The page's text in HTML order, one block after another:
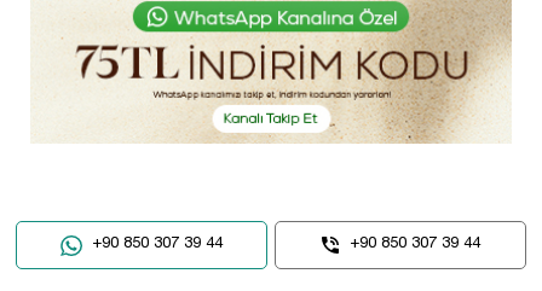
+90 850 307 39 44 +90 850 307 39 44